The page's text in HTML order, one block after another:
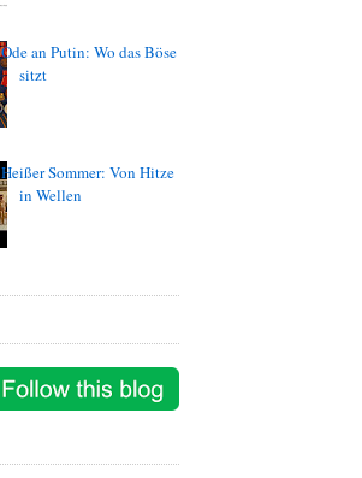
Ode an Putin: Wo das Böse
sitzt
Heißer Sommer: Von Hitze
in Wellen